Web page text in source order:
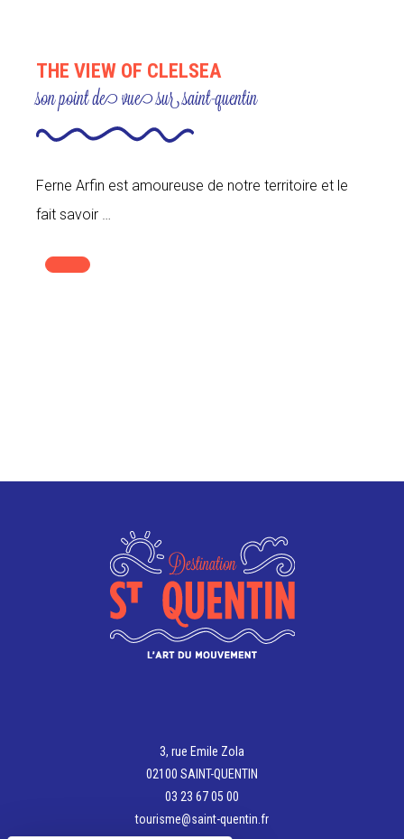
THE VIEW OF CLELSEA
son point de vue sur saint-quentin
Ferne Arfin est amoureuse de notre territoire et le
fait savoir …
3, rue Emile Zola
02100 SAINT-QUENTIN
03 23 67 05 00
tourisme@saint-quentin.fr